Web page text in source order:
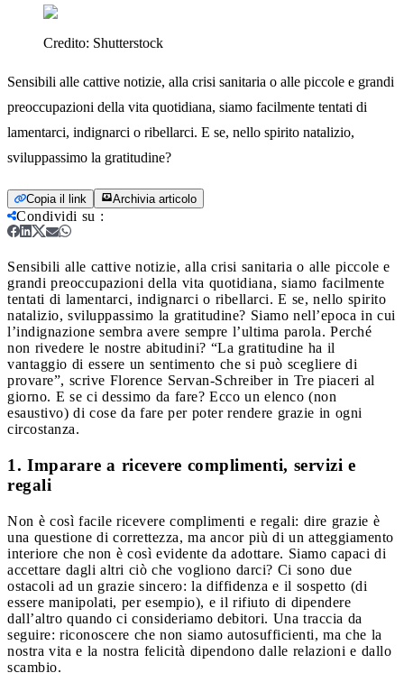
Credito: Shutterstock
Sensibili alle cattive notizie, alla crisi sanitaria o alle piccole e grandi
preoccupazioni della vita quotidiana, siamo facilmente tentati di
lamentarci, indignarci o ribellarci. E se, nello spirito natalizio,
sviluppassimo la gratitudine?
Copia il link Archivia articolo
Condividi su :
Sensibili alle cattive notizie, alla crisi sanitaria o alle piccole e
grandi preoccupazioni della vita quotidiana, siamo facilmente
tentati di lamentarci, indignarci o ribellarci. E se, nello spirito
natalizio, sviluppassimo la gratitudine? Siamo nell’epoca in cui
l’indignazione sembra avere sempre l’ultima parola. Perché
non rivedere le nostre abitudini? “La gratitudine ha il
vantaggio di essere un sentimento che si può scegliere di
provare”, scrive Florence Servan-Schreiber in Tre piaceri al
giorno. E se ci dessimo da fare? Ecco un elenco (non
esaustivo) di cose da fare per poter rendere grazie in ogni
circostanza.
1. Imparare a ricevere complimenti, servizi e
regali
Non è così facile ricevere complimenti e regali: dire grazie è
una questione di correttezza, ma ancor più di un atteggiamento
interiore che non è così evidente da adottare. Siamo capaci di
accettare dagli altri ciò che vogliono darci? Ci sono due
ostacoli ad un grazie sincero: la diffidenza e il sospetto (di
essere manipolati, per esempio), e il rifiuto di dipendere
dall’altro quando ci consideriamo debitori. Una traccia da
seguire: riconoscere che non siamo autosufficienti, ma che la
nostra vita e la nostra felicità dipendono dalle relazioni e dallo
scambio.